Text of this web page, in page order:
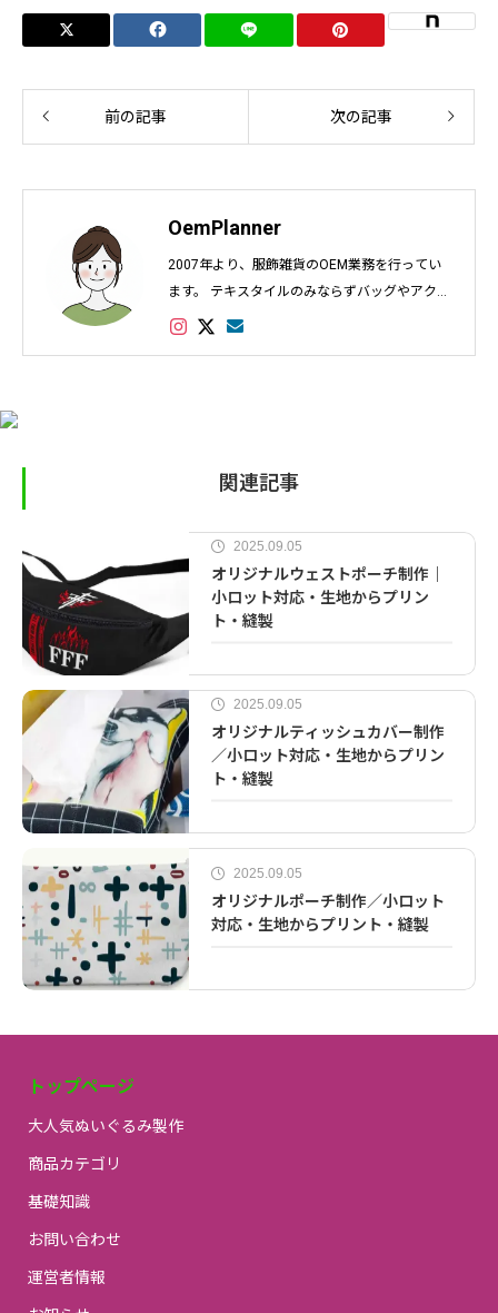
前の記事 次の記事
OemPlanner
2007年より、服飾雑貨のOEM業務を行ってい
ます。 テキスタイルのみならずバッグやアクセ
サリー、インテリアなど幅広く対応し数多くの
関連記事
2025.09.05
オリジナルウェストポーチ制作｜
小ロット対応・生地からプリン
ト・縫製
2025.09.05
オリジナルティッシュカバー制作
／小ロット対応・生地からプリン
ト・縫製
2025.09.05
オリジナルポーチ制作／小ロット
対応・生地からプリント・縫製
トップページ
大人気ぬいぐるみ製作
商品カテゴリ
基礎知識
お問い合わせ
運営者情報